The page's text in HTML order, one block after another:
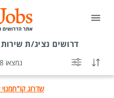
דרושים נציג/ת
נמצאו 8 משרות
שדרוג קו"חמנוי VIP